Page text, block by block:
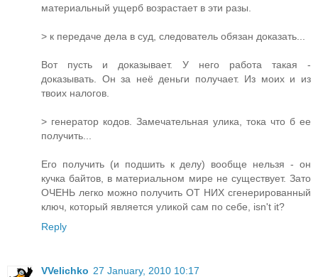
материальный ущерб возрастает в эти разы.
> к передаче дела в суд, следователь обязан доказать...
Вот пусть и доказывает. У него работа такая -
доказывать. Он за неё деньги получает. Из моих и из
твоих налогов.
> генератор кодов. Замечательная улика, тока что б ее
получить...
Его получить (и подшить к делу) вообще нельзя - он
кучка байтов, в материальном мире не существует. Зато
ОЧЕНЬ легко можно получить ОТ НИХ сгенерированный
ключ, который является уликой сам по себе, isn't it?
Reply
VVelichko 27 January, 2010 10:17